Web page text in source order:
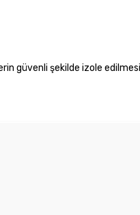
şekilde izole edilmesi